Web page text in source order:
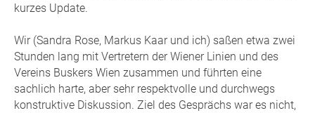
kurzes Update.
Wir (Sandra Rose, Markus Kaar und ich) saßen etwa zwei
Stunden lang mit Vertretern der Wiener Linien und des
Vereins Buskers Wien zusammen und führten eine
sachlich harte, aber sehr respektvolle und durchwegs
konstruktive Diskussion. Ziel des Gesprächs war es nicht,